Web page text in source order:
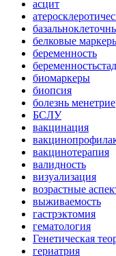
асцит
белковые
беременность
биомаркеры
биопсия
болезнь менетрие
БСЛУ
вакцинация
вакцинотерапия
валидность
визуализация
возрастные
выживаемость
гастрэктомия
гематология
Генетическая
гериатрия